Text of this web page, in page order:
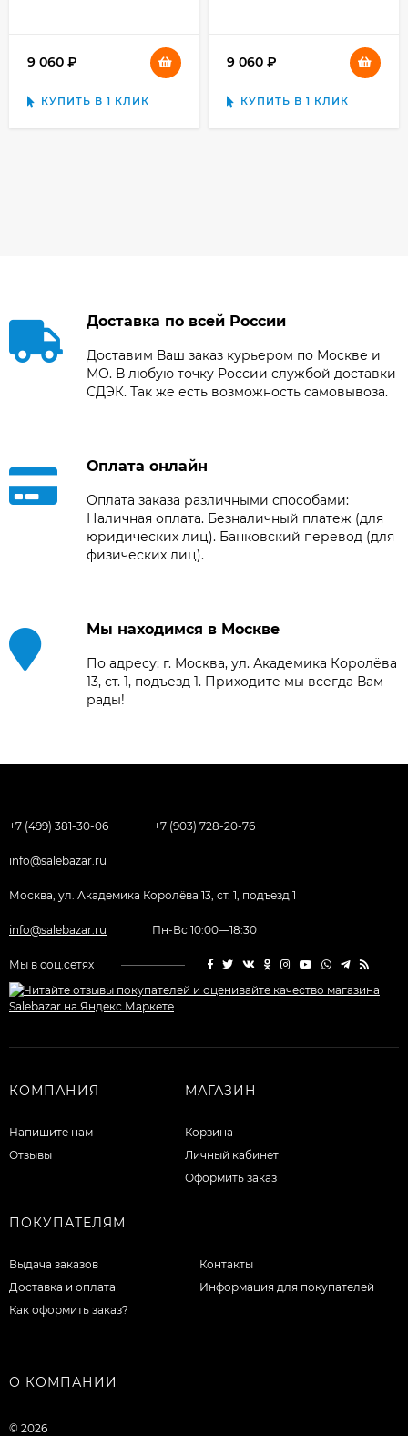
9 060
КУПИТЬ В 1 КЛИК
9 060
КУПИТЬ В 1 КЛИК
Доставка по всей России
Доставим Ваш заказ курьером по Москве и
МО. В любую точку России службой доставки
СДЭК. Так же есть возможность самовывоза.
Оплата онлайн
Оплата заказа различными способами:
Наличная оплата. Безналичный платеж (для
юридических лиц). Банковский перевод (для
физических лиц).
Мы находимся в Москве
По адресу: г. Москва, ул. Академика Королёва
13, ст. 1, подъезд 1. Приходите мы всегда Вам
рады!
+7 (499) 381-30-06 +7 (903) 728-20-76
info@salebazar.ru
Москва, ул. Академика Королёва 13, ст. 1, подъезд 1
info@salebazar.ru Пн-Вс 10:00—18:30
Мы в соц.сетях
КОМПАНИЯ
Напишите нам
Отзывы
МАГАЗИН
Корзина
Личный кабинет
Оформить заказ
ПОКУПАТЕЛЯМ
Выдача заказов
Доставка и оплата
Как оформить заказ?
Контакты
Информация для покупателей
О КОМПАНИИ
© 2026